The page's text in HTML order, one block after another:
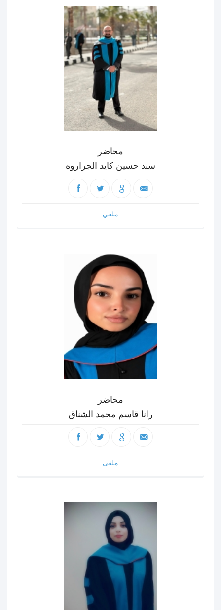
محاضر
سند حسين كايد الجراروه
ملفي
محاضر
رانا قاسم محمد الشناق
ملفي